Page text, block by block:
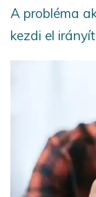
A probléma
kezdi el